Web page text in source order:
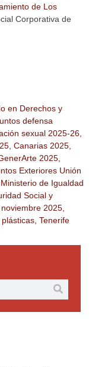
de Los
Corporativa de
en Derechos y
defensa
sexual 2025-26,
, Canarias 2025,
2025,
Exteriores Unión
Ministerio de Igualdad
Social y
noviembre 2025,
, Tenerife